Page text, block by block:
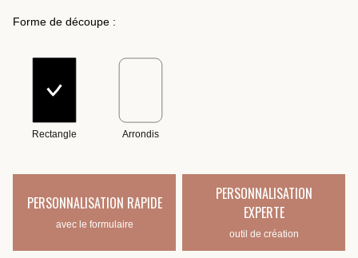
Forme de découpe :
Rectangle Arrondis
PERSONNALISATION RAPIDE
avec le formulaire
PERSONNALISATION
EXPERTE
outil de création